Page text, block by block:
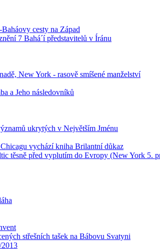
cesty na Západ
7 Bahá´í představitelů v Íránu
New York - rasově smíšené manželství
a Jeho následovníků
ukrytých v Největším Jménu
vychází kniha Brilantní důkaz
těsně před vyplutím do Evropy (New York 5.
střešních tašek na Bábovu Svatyni
2013